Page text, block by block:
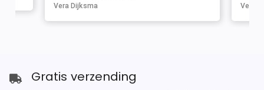
Vera Dijksma Vera
Gratis verzending